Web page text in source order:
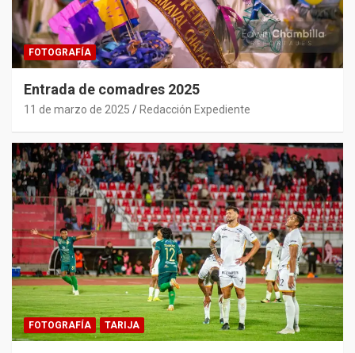
FOTOGRAFÍA
Entrada de comadres 2025
11 de marzo de 2025 Redacción Expediente
FOTOGRAFÍA TARIJA